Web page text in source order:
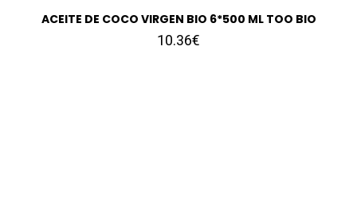
ACEITE DE COCO VIRGEN BIO 6*500 ML TOO BIO
10.36€